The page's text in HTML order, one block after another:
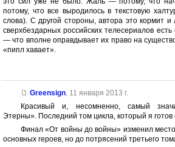
потому, что все выродилось в текстовую
слова). С другой стороны, автора это кормит
сверхбездарных российских телесериалов
— что вполне оправдывает их право на
«пипл хавает».
Greensign, 11 января 2013 г.
Красивый и, несомненно, самый
Этерны». Последний том цикла, который я готов
Финал «От войны до войны» изменил
основных героев, но до потрясений третьего